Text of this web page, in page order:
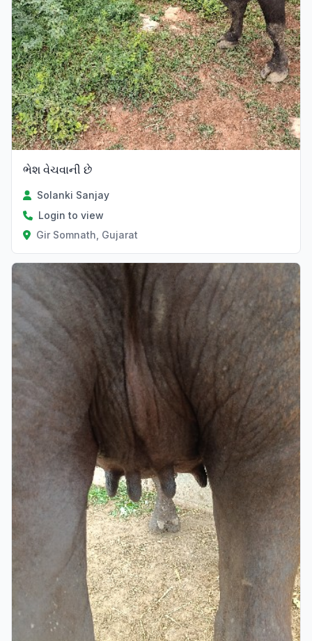
ભેશ વેચવાની છે
Solanki Sanjay
Login to view
Gir Somnath, Gujarat